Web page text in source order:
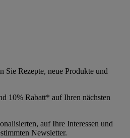
Sie Rezepte, neue Produkte und
10% Rabatt* auf Ihren nächsten
auf Ihre Interessen und
Newsletter.